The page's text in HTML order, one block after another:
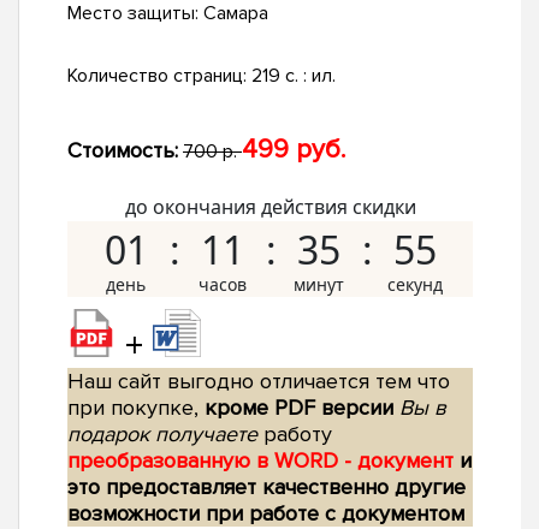
Место защиты: Самара
Количество страниц: 219 с. : ил.
Стоимость: 700 р.499 руб.
до окончания действия скидки
01 11 35 54
+
Наш сайт выгодно отличается тем что
при покупке, кроме PDF версии Вы в
подарок получаетеработу
преобразованную в WORD - документ и
это предоставляет качественно другие
возможности при работе с документом